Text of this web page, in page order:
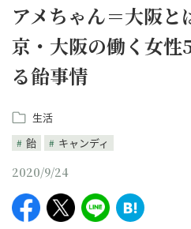
アメちゃん＝大阪と
京・大阪の働く女
る飴事情
生活
飴
キャンディ
2020/9/24